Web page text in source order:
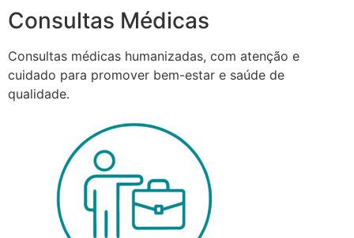
Consultas Médicas
Consultas médicas humanizadas, com atenção e
cuidado para promover bem-estar e saúde de
qualidade.